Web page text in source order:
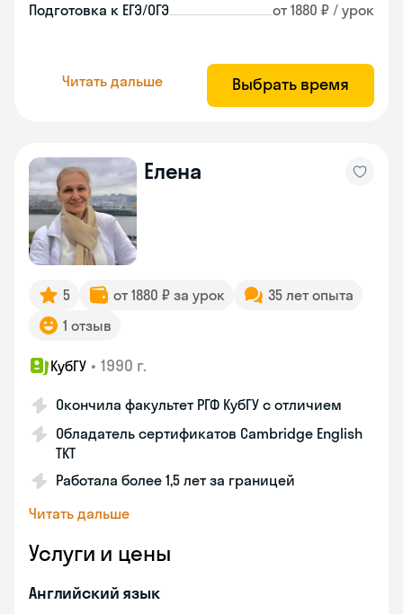
Подготовка к ЕГЭ/ОГЭ от 1880 ₽ / урок
Читать дальше Выбрать время
Елена
5 от 1880 ₽ за урок
35 лет опыта
1 отзыв
КубГУ • 1990 г.
Окончила факультет РГФ КубГУ с отличием
Обладатель сертификатов Cambridge English
TKT
Работала более 1,5 лет за границей
Читать дальше
Услуги и цены
Английский язык